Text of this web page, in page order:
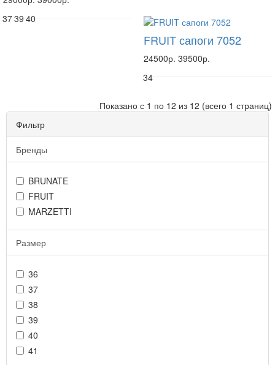
3739 40
FRUIT сапоги 7052
24500р. 39500р.
34
Показано с 1 по 12 из 12 (всего 1 страниц)
Фильтр
Бренды
BRUNATE
FRUIT
MARZETTI
Размер
36
37
38
39
40
41